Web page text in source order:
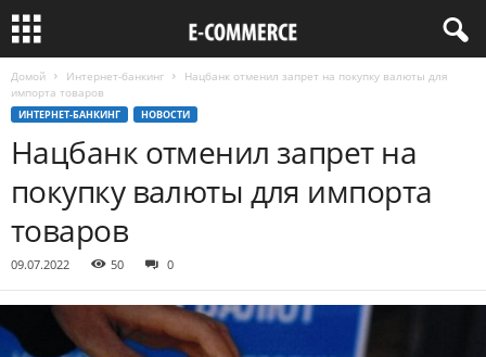
Домой Интернет-банкинг
Нацбанк отменил запрет на покупку валюты для
импорта товаров
ИНТЕРНЕТ-БАНКИНГ НОВОСТИ
Нацбанк отменил запрет на
покупку валюты для импорта
товаров
09.07.2022 50 0